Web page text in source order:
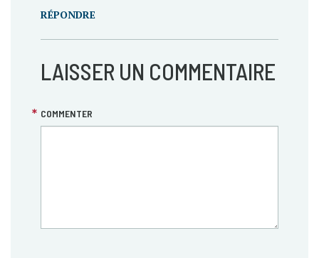
RÉPONDRE
LAISSER UN COMMENTAIRE
COMMENTER